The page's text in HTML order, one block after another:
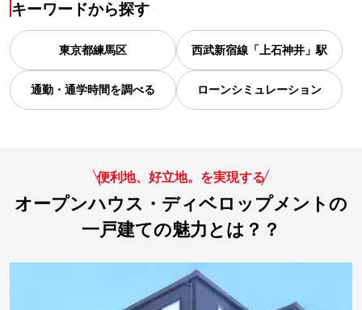
キーワードから探す
東京都練馬区 西武新宿線「上石神井」駅
通勤・通学時間を調べる ローンシミュレーション
便利地、好立地。を実現する
オープンハウス・ディベロップメントの
一戸建ての魅力とは？？